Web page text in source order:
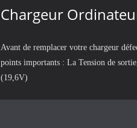
Chargeur
Avant de remplacer votre chargeur
points importants : La Tension de
(19,6V)